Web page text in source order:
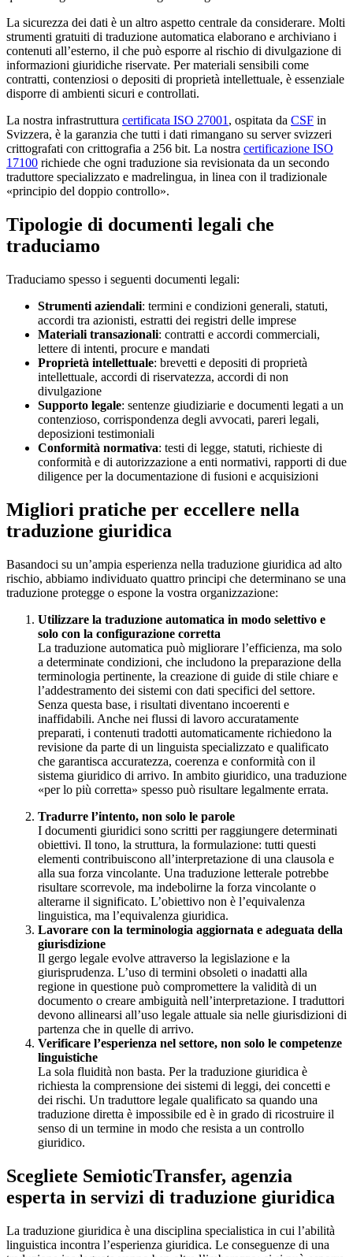
La sicurezza dei dati è un altro aspetto centrale da considerare. Molti
strumenti gratuiti di traduzione automatica elaborano e archiviano i
contenuti all’esterno, il che può esporre al rischio di divulgazione di
informazioni giuridiche riservate. Per materiali sensibili come
contratti, contenziosi o depositi di proprietà intellettuale, è essenziale
disporre di ambienti sicuri e controllati.
La nostra infrastruttura certificata ISO 27001 , ospitata da CSF in
Svizzera, è la garanzia che tutti i dati rimangano su server svizzeri
crittografati con crittografia a 256 bit. La nostra certificazione ISO
17100 richiede che ogni traduzione sia revisionata da un secondo
traduttore specializzato e madrelingua, in linea con il tradizionale
«principio del doppio controllo».
Tipologie di documenti legali che
traduciamo
Traduciamo spesso i seguenti documenti legali:
Strumenti aziendali: termini e condizioni generali, statuti,
accordi tra azionisti, estratti dei registri delle imprese
Materiali transazionali: contratti e accordi commerciali,
lettere di intenti, procure e mandati
Proprietà intellettuale: brevetti e depositi di proprietà
intellettuale, accordi di riservatezza, accordi di non
divulgazione
Supporto legale: sentenze giudiziarie e documenti legati a un
contenzioso, corrispondenza degli avvocati, pareri legali,
deposizioni testimoniali
Conformità normativa: testi di legge, statuti, richieste di
conformità e di autorizzazione a enti normativi, rapporti di due
diligence per la documentazione di fusioni e acquisizioni
Migliori pratiche per eccellere nella
traduzione giuridica
Basandoci su un’ampia esperienza nella traduzione giuridica ad alto
rischio, abbiamo individuato quattro principi che determinano se una
traduzione protegge o espone la vostra organizzazione:
Utilizzare la traduzione automatica in modo selettivo e
solo con la configurazione corretta
La traduzione automatica può migliorare l’efficienza, ma solo
a determinate condizioni, che includono la preparazione della
terminologia pertinente, la creazione di guide di stile chiare e
l’addestramento dei sistemi con dati specifici del settore.
Senza questa base, i risultati diventano incoerenti e
inaffidabili. Anche nei flussi di lavoro accuratamente
preparati, i contenuti tradotti automaticamente richiedono la
revisione da parte di un linguista specializzato e qualificato
che garantisca accuratezza, coerenza e conformità con il
sistema giuridico di arrivo. In ambito giuridico, una traduzione
«per lo più corretta» spesso può risultare legalmente errata.
Tradurre l’intento, non solo le parole
I documenti giuridici sono scritti per raggiungere determinati
obiettivi. Il tono, la struttura, la formulazione: tutti questi
elementi contribuiscono all’interpretazione di una clausola e
alla sua forza vincolante. Una traduzione letterale potrebbe
risultare scorrevole, ma indebolirne la forza vincolante o
alterarne il significato. L’obiettivo non è l’equivalenza
linguistica, ma l’equivalenza giuridica.
Lavorare con la terminologia aggiornata e adeguata della
giurisdizione
Il gergo legale evolve attraverso la legislazione e la
giurisprudenza. L’uso di termini obsoleti o inadatti alla
regione in questione può compromettere la validità di un
documento o creare ambiguità nell’interpretazione. I traduttori
devono allinearsi all’uso legale attuale sia nelle giurisdizioni di
partenza che in quelle di arrivo.
Verificare l’esperienza nel settore, non solo le competenze
linguistiche
La sola fluidità non basta. Per la traduzione giuridica è
richiesta la comprensione dei sistemi di leggi, dei concetti e
dei rischi. Un traduttore legale qualificato sa quando una
traduzione diretta è impossibile ed è in grado di ricostruire il
senso di un termine in modo che resista a un controllo
giuridico.
Scegliete SemioticTransfer, agenzia
esperta in servizi di traduzione giuridica
La traduzione giuridica è una disciplina specialistica in cui l’abilità
linguistica incontra l’esperienza giuridica. Le conseguenze di una